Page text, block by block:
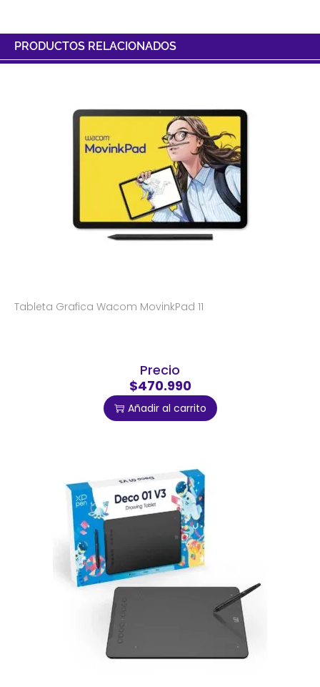
PRODUCTOS RELACIONADOS
Tableta Grafica Wacom MovinkPad 11
Precio
$470.990
Añadir al carrito